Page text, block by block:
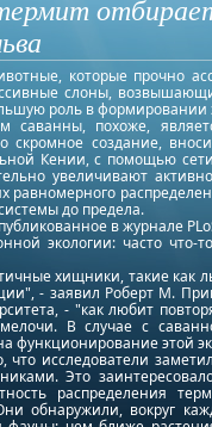
отбирает
которые прочно
слоны,
роль в формировании
саванны, похоже,
скромное создание,
Кении, с помощью
увеличивают
равномерного
до предела.
в журнале
экологии: часто
хищники, такие как
- заявил Роберт М.
- "как любит
В случае с
функционирование этой
что исследователи
Это
распределения
обнаружили, вокруг